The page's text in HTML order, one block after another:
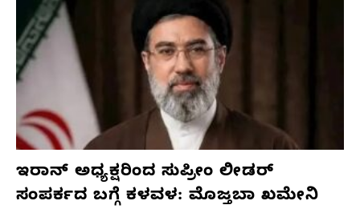
ಇರಾನ್ ಅಧ್ಯಕ್ಷರಿಂದ ಸುಪ್ರೀಂ ಲೀಡರ್
ಸಂಪರ್ಕದ ಬಗ್ಗೆ ಕಳವಳ: ಮೊಜ್ತಬಾ ಖಮೇನಿ